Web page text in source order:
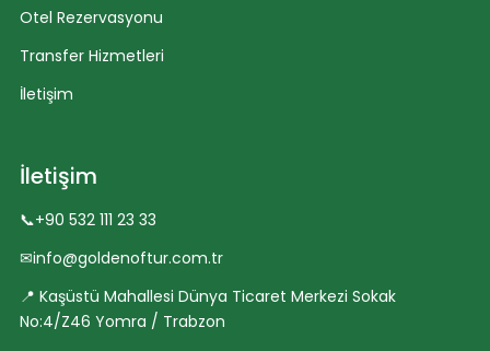
Otel Rezervasyonu
Transfer Hizmetleri
İletişim
İletişim
📞+90 532 111 23 33
✉info@goldenoftur.com.tr
📍 Kaşüstü Mahallesi Dünya Ticaret Merkezi Sokak
No:4/Z46 Yomra / Trabzon